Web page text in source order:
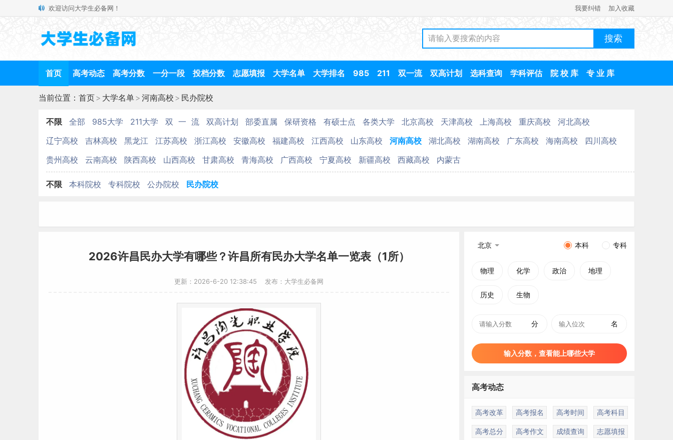
欢迎访问大学生必备网！ 我要纠错 加入收藏
首页 高考动态 高考分数 一分一段 投档分数 志愿填报 大学名单 大学排名 985 211 双一流 双高计划 选科查询 学科评估 院 校 库 专 业 库
当前位置： 首页> 大学名单> 河南高校 > 民办院校
不限 全部 985大学 211大学 双 一 流 双高计划 部委直属 保研资格 有硕士点 各类大学 北京高校 天津高校 上海高校 重庆高校
河北高校
辽宁高校
吉林高校 黑龙江 江苏高校 浙江高校 安徽高校 福建高校 江西高校 山东高校 河南高校 湖北高校 湖南高校 广东高校 海南高校
四川高校
贵州高校
云南高校 陕西高校 山西高校 甘肃高校 青海高校 广西高校 宁夏高校 新疆高校 西藏高校 内蒙古
不限 本科院校 专科院校 公办院校 民办院校
2026许昌民办大学有哪些？许昌所有民办大学名单一览表（1所）
更新：2026-6-20 12:38:45 发布：大学生必备网
北京 本科 专科
物理 化学 政治 地理
历史 生物
分 名
输入分数，查看能上哪些大学
高考动态
高考改革 高考报名 高考时间 高考科目
高考总分 高考作文 成绩查询 志愿填报